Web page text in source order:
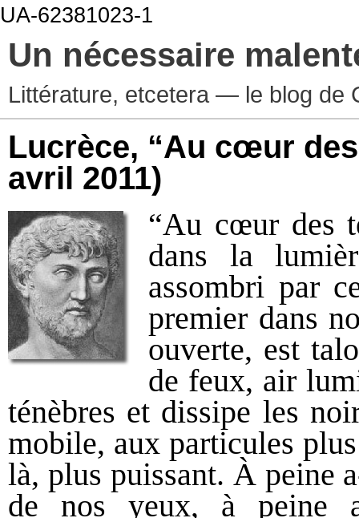
UA-62381023-1
Un nécessaire
Littérature, etcetera — le blog de
Lucrèce, “Au cœur
avril 2011)
“Au cœur des
dans la
assombri par
premier dans
ouverte, est
de feux, air
ténèbres et dissipe les
mobile, aux particules
là, plus puissant. À peine
de nos yeux, à peine